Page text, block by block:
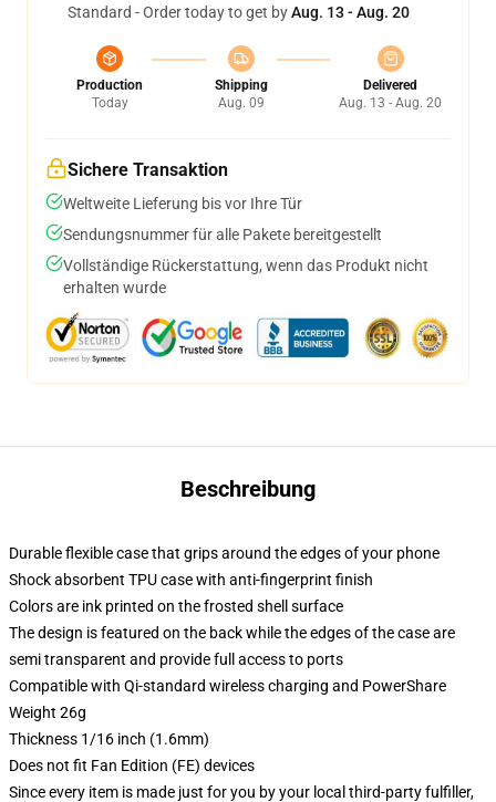
Standard - Order today to get byAug. 13 - Aug. 20
Production
Today
Shipping
Aug. 09
Delivered
Aug. 13 - Aug. 20
Sichere Transaktion
Weltweite Lieferung bis vor Ihre Tür
Sendungsnummer für alle Pakete bereitgestellt
Vollständige Rückerstattung, wenn das Produkt nicht
erhalten wurde
Beschreibung
Durable flexible case that grips around the edges of your phone
Shock absorbent TPU case with anti-fingerprint finish
Colors are ink printed on the frosted shell surface
The design is featured on the back while the edges of the case are
semi transparent and provide full access to ports
Compatible with Qi-standard wireless charging and PowerShare
Weight 26g
Thickness 1/16 inch (1.6mm)
Does not fit Fan Edition (FE) devices
Since every item is made just for you by your local third-party fulfiller,